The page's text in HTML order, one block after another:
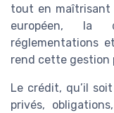
tout en maîtrisant
européen, la
réglementations
rend cette gestion
Le crédit, qu’il
privés,